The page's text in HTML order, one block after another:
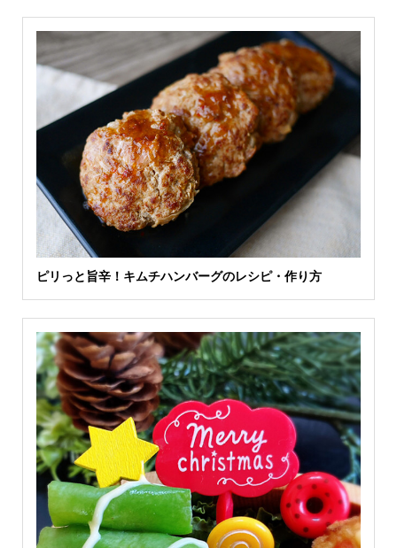
ピリっと旨辛！キムチハンバーグのレシピ・作り方